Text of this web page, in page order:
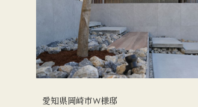
愛知県岡崎市W様邸